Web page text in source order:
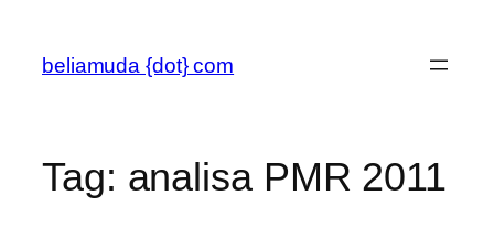
content
beliamuda {dot} com
Tag: analisa PMR 2011